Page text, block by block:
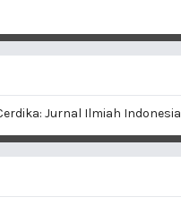
Jurnal Ilmiah Indonesia